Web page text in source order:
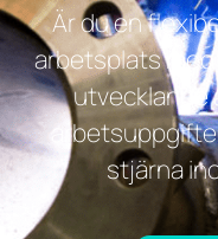
Är du en
arbetsplats
utvecklande
stjärna